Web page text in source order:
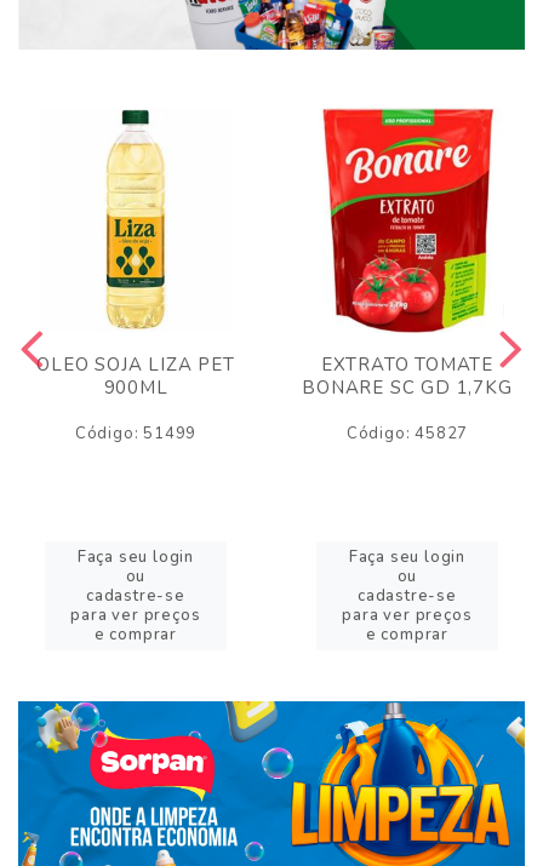
OLEO SOJA LIZA PET
900ML
Código: 51499
Faça seu login
ou
cadastre-se
para ver preços
e comprar
EXTRATO TOMATE
BONARE SC GD 1,7KG
Código: 45827
Faça seu login
ou
cadastre-se
para ver preços
e comprar